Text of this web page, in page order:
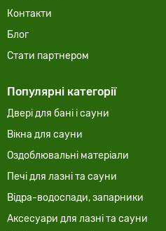
Контакти
Блог
Стати партнером
Популярні категорії
Двері для бані і сауни
Вікна для сауни
Оздоблювальні матеріали
Печі для лазні та сауни
Відра-водоспади, запарники
Аксесуари для лазні та сауни